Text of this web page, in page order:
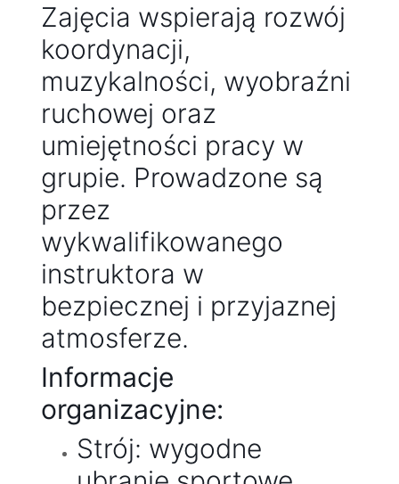
Zajęcia wspierają rozwój
koordynacji,
muzykalności, wyobraźni
ruchowej oraz
umiejętności pracy w
grupie. Prowadzone są
przez
wykwalifikowanego
instruktora w
bezpiecznej i przyjaznej
atmosferze.
Informacje
organizacyjne:
Strój: wygodne